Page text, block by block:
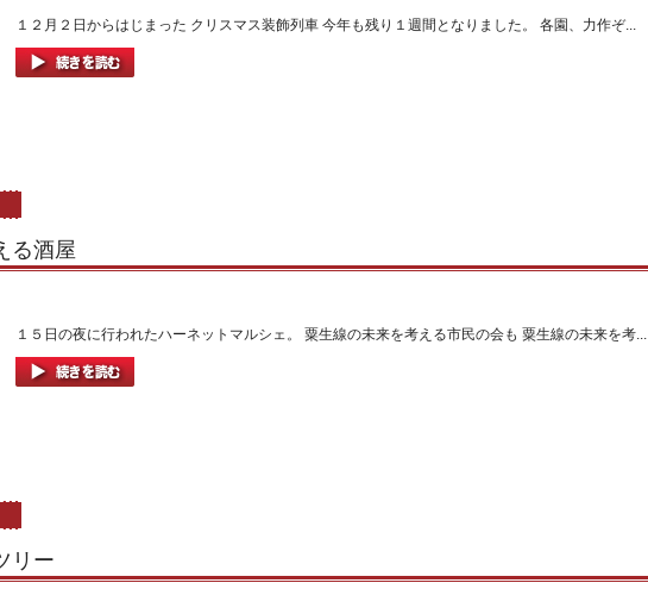
１２月２日からはじまった クリスマス装飾列車 今年も残り１週間となりました。 各園、力作ぞ...
る酒屋
１５日の夜に行われたハーネットマルシェ。 粟生線の未来を考える市民の会も 粟生線の未来を考...
リー